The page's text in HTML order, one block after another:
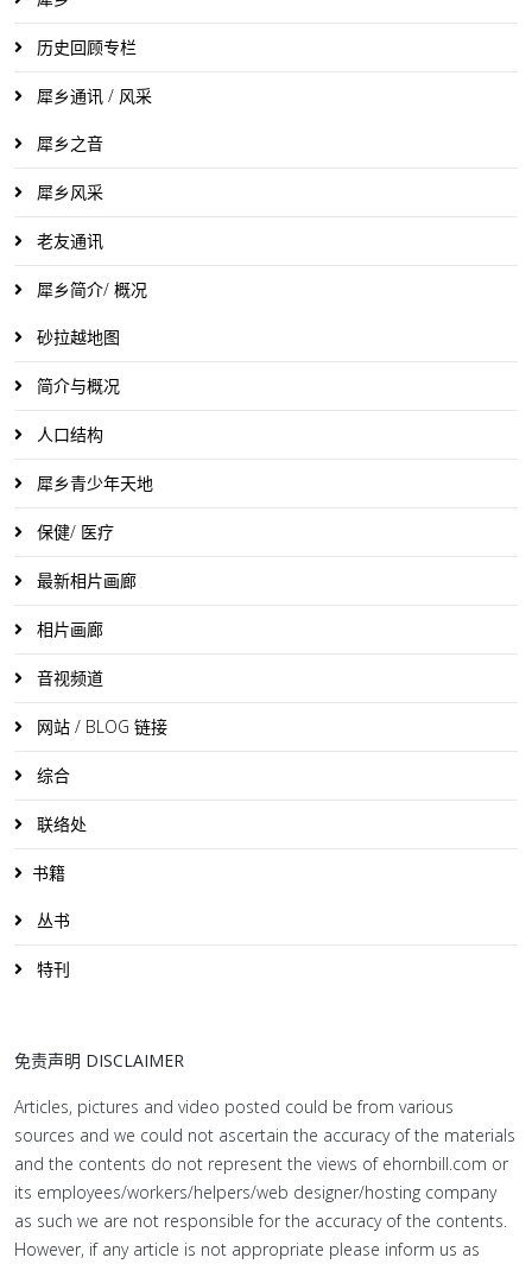
历史回顾专栏
犀乡通讯 / 风采
犀乡之音
犀乡风采
老友通讯
犀乡简介/ 概况
砂拉越地图
简介与概况
人口结构
犀乡青少年天地
保健/ 医疗
最新相片画廊
相片画廊
音视频道
网站 / BLOG 链接
综合
联络处
书籍
丛书
特刊
免责声明 DISCLAIMER
Articles, pictures and video posted could be from various
sources and we could not ascertain the accuracy of the materials
and the contents do not represent the views of ehornbill.com or
its employees/workers/helpers/web designer/hosting company
as such we are not responsible for the accuracy of the contents.
However, if any article is not appropriate please inform us as